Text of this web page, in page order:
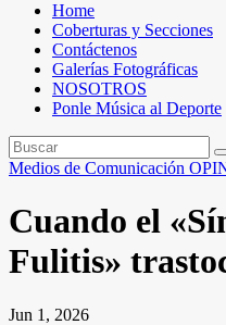
Home
Coberturas y Secciones
Contáctenos
Galerías Fotográficas
NOSOTROS
Ponle Música al Deporte
Medios de Comunicación
Cuando el
Fulitis»
Jun 1, 2026